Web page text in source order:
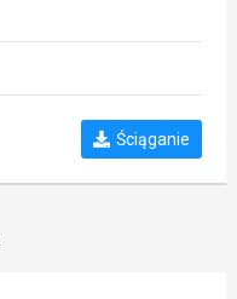
Ściąganie